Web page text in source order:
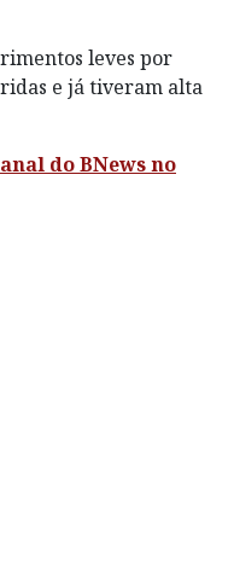
leves por
e já tiveram alta
do BNews no